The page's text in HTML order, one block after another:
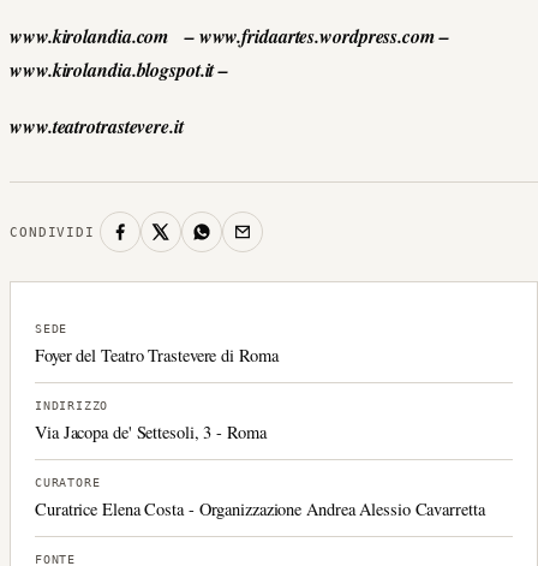
www.kirolandia.com – www.fridaartes.wordpress.com –
www.kirolandia.blogspot.it –
www.teatrotrastevere.it
CONDIVIDI
SEDE
Foyer del Teatro Trastevere di Roma
INDIRIZZO
Via Jacopa de' Settesoli, 3 - Roma
CURATORE
Curatrice Elena Costa - Organizzazione Andrea Alessio Cavarretta
FONTE